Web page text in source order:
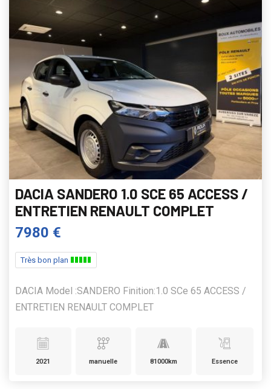
DACIA SANDERO 1.0 SCE 65 ACCESS /
ENTRETIEN RENAULT COMPLET
7980 €
Très bon plan
DACIA Model :SANDERO Finition:1.0 SCe 65 ACCESS /
ENTRETIEN RENAULT COMPLET
2021 manuelle 81000km Essence